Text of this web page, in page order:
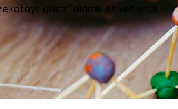
qbitz” olarak etiketlendi